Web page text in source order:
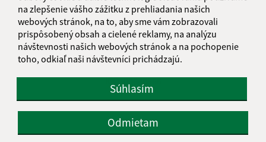
na zlepšenie vášho zážitku z prehliadania našich
webových stránok, na to, aby sme vám zobrazovali
prispôsobený obsah a cielené reklamy, na analýzu
návštevnosti našich webových stránok a na pochopenie
toho, odkiaľ naši návštevníci prichádzajú.
Súhlasím
Odmietam
Rudnianska Lehota 225
972 26 Nitrianske Rudno
info@rudnianskalehota.sk
+421 46 5455 350
IČO: 00648566